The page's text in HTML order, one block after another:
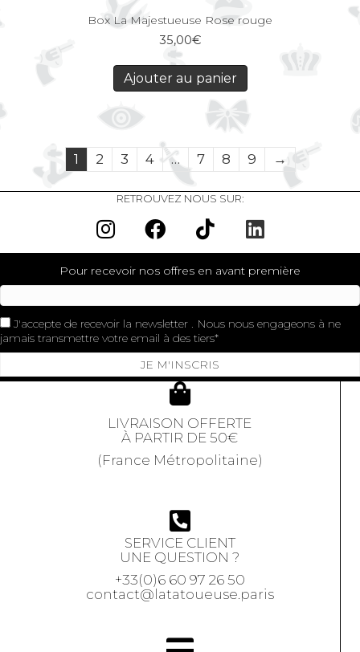
Box La Majestueuse Rose rouge
35,00€
Ajouter au panier
1 2 3 4 … 7 8 9 →
RETROUVEZ NOUS SUR:
Pour recevoir nos offres en avant première
J'accepte de recevoir la newsletter . Nous nous engageons à ne
jamais transmettre votre email à des tiers
JE M'INSCRIS
LIVRAISON OFFERTE
À PARTIR DE 50€
(France Métropolitaine)
SERVICE CLIENT
UNE QUESTION ?
+33(0)6 60 97 26 50
contact@latatoueuse.paris